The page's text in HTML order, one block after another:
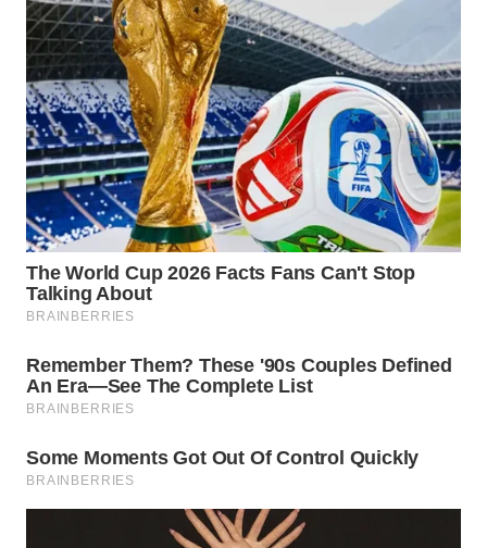
WN
BINTAN
WN
MANDALIKA
WN
LIKUPANG
LABUANBAJO
BORNEO
Group
WAHANA